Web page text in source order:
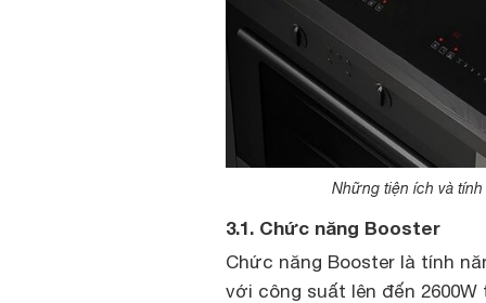
Những tiện ích và tính
3.1. Chức năng Booster
Chức năng Booster là tính
với công suất lên đến